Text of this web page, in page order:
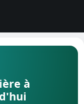
à